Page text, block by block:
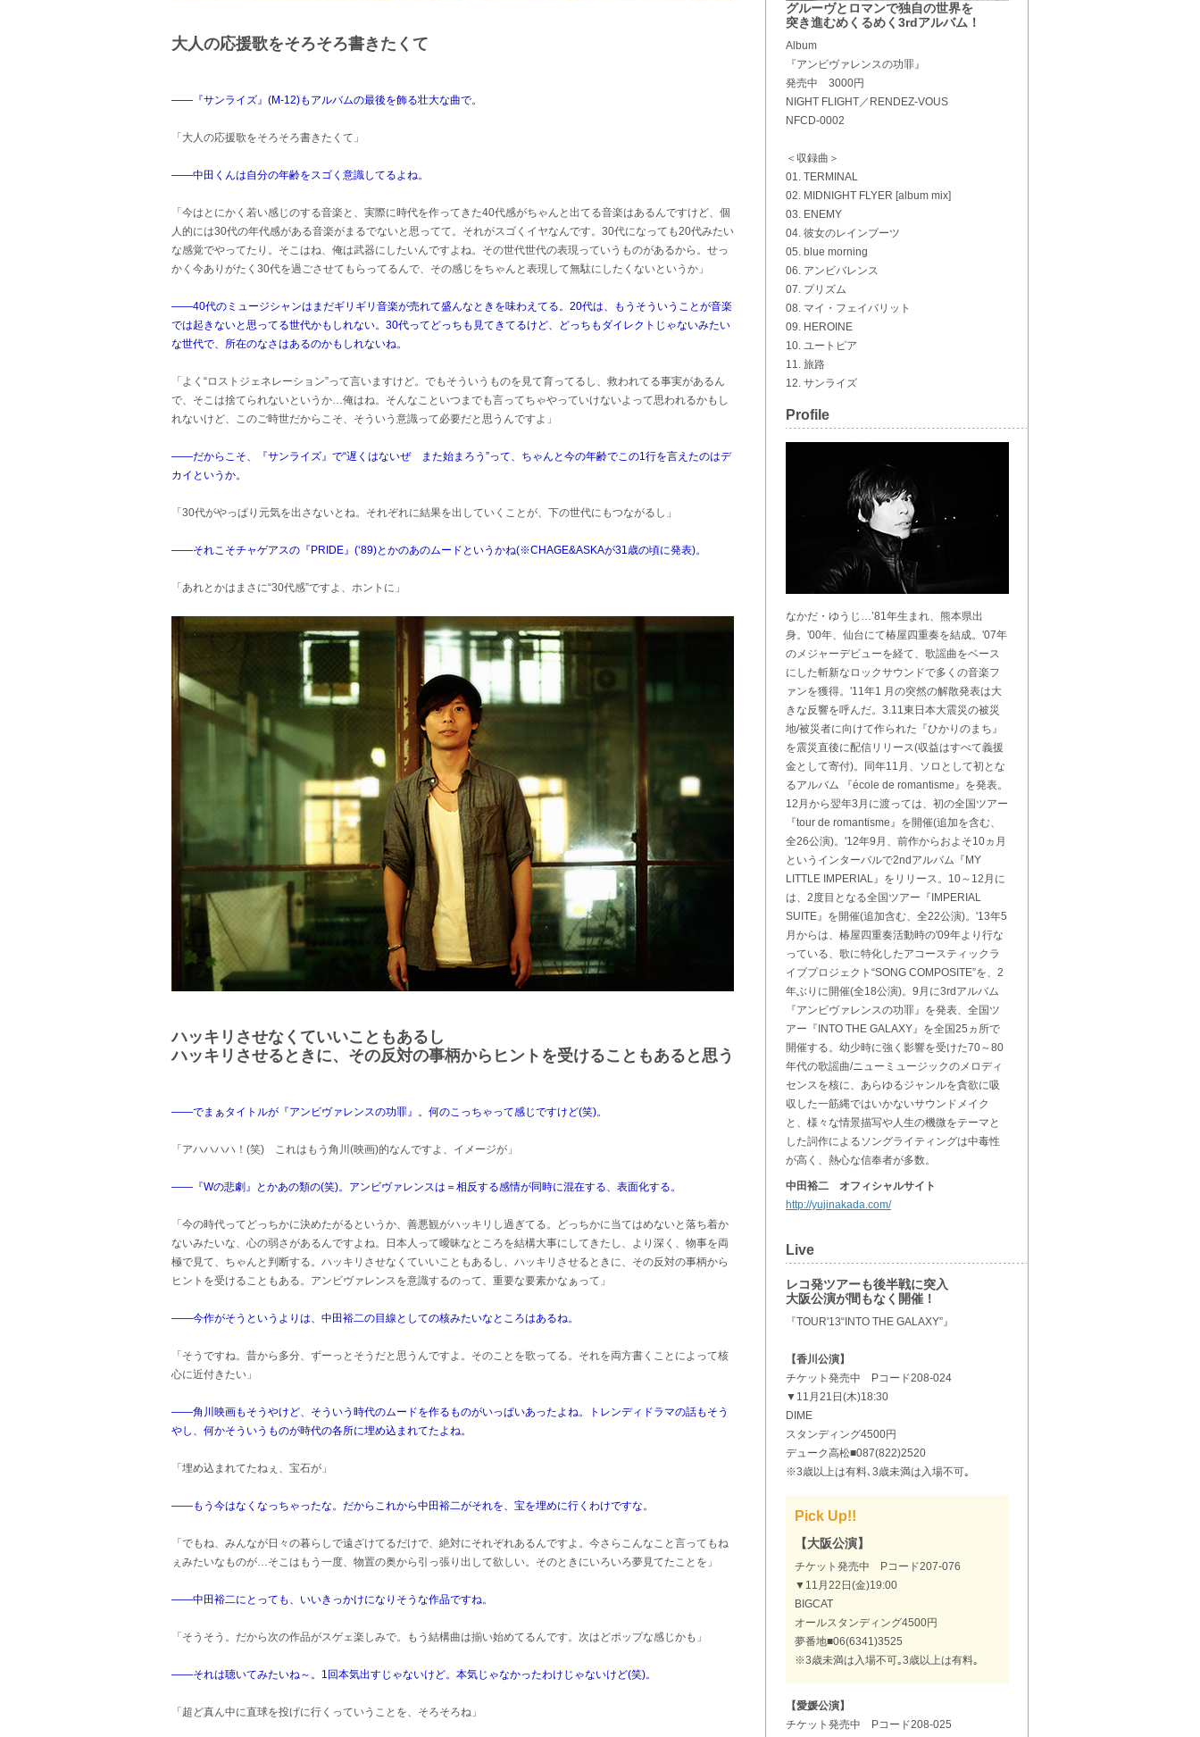
大人の応援歌をそろそろ書きたくて
――『サンライズ』(M-12)もアルバムの最後を飾る壮大な曲で。
「大人の応援歌をそろそろ書きたくて」
――中田くんは自分の年齢をスゴく意識してるよね。
「今はとにかく若い感じのする音楽と、実際に時代を作ってきた40代感がちゃんと出てる音楽はあるんですけど、個
人的には30代の年代感がある音楽がまるでないと思ってて。それがスゴくイヤなんです。30代になっても20代みたい
な感覚でやってたり。そこはね、俺は武器にしたいんですよね。その世代世代の表現っていうものがあるから。せっ
かく今ありがたく30代を過ごさせてもらってるんで、その感じをちゃんと表現して無駄にしたくないというか」
――40代のミュージシャンはまだギリギリ音楽が売れて盛んなときを味わえてる。20代は、もうそういうことが音楽
では起きないと思ってる世代かもしれない。30代ってどっちも見てきてるけど、どっちもダイレクトじゃないみたい
な世代で、所在のなさはあるのかもしれないね。
「よく“ロストジェネレーション”って言いますけど。でもそういうものを見て育ってるし、救われてる事実があるん
で、そこは捨てられないというか…俺はね。そんなこといつまでも言ってちゃやっていけないよって思われるかもし
れないけど、このご時世だからこそ、そういう意識って必要だと思うんですよ」
――だからこそ、『サンライズ』で“遅くはないぜ また始まろう”って、ちゃんと今の年齢でこの1行を言えたのはデ
カイというか。
「30代がやっぱり元気を出さないとね。それぞれに結果を出していくことが、下の世代にもつながるし」
――それこそチャゲアスの『PRIDE』(‘89)とかのあのムードというかね(※CHAGE&ASKAが31歳の頃に発表)。
「あれとかはまさに“30代感”ですよ、ホントに」
ハッキリさせなくていいこともあるし
ハッキリさせるときに、その反対の事柄からヒントを受けることもあると思う
――でまぁタイトルが『アンビヴァレンスの功罪』。何のこっちゃって感じですけど(笑)。
「アハハハハ！(笑) これはもう角川(映画)的なんですよ、イメージが」
――『Wの悲劇』とかあの類の(笑)。アンビヴァレンスは＝相反する感情が同時に混在する、表面化する。
「今の時代ってどっちかに決めたがるというか、善悪観がハッキリし過ぎてる。どっちかに当てはめないと落ち着か
ないみたいな、心の弱さがあるんですよね。日本人って曖昧なところを結構大事にしてきたし、より深く、物事を両
極で見て、ちゃんと判断する。ハッキリさせなくていいこともあるし、ハッキリさせるときに、その反対の事柄から
ヒントを受けることもある。アンビヴァレンスを意識するのって、重要な要素かなぁって」
――今作がそうというよりは、中田裕二の目線としての核みたいなところはあるね。
「そうですね。昔から多分、ずーっとそうだと思うんですよ。そのことを歌ってる。それを両方書くことによって核
心に近付きたい」
――角川映画もそうやけど、そういう時代のムードを作るものがいっぱいあったよね。トレンディドラマの話もそう
やし、何かそういうものが時代の各所に埋め込まれてたよね。
「埋め込まれてたねぇ、宝石が」
――もう今はなくなっちゃったな。だからこれから中田裕二がそれを、宝を埋めに行くわけですな。
「でもね、みんなが日々の暮らしで遠ざけてるだけで、絶対にそれぞれあるんですよ。今さらこんなこと言ってもね
ぇみたいなものが…そこはもう一度、物置の奥から引っ張り出して欲しい。そのときにいろいろ夢見てたことを」
――中田裕二にとっても、いいきっかけになりそうな作品ですね。
「そうそう。だから次の作品がスゲェ楽しみで。もう結構曲は揃い始めてるんです。次はどポップな感じかも」
――それは聴いてみたいね～。1回本気出すじゃないけど。本気じゃなかったわけじゃないけど(笑)。
「超ど真ん中に直球を投げに行くっていうことを、そろそろね」
グルーヴとロマンで独自の世界を
突き進むめくるめく3rdアルバム！
Album
『アンビヴァレンスの功罪』
発売中 3000円
NIGHT FLIGHT／RENDEZ-VOUS
NFCD-0002
＜収録曲＞
01. TERMINAL
02. MIDNIGHT FLYER [album mix]
03. ENEMY
04. 彼女のレインブーツ
05. blue morning
06. アンビバレンス
07. プリズム
08. マイ・フェイバリット
09. HEROINE
10. ユートピア
11. 旅路
12. サンライズ
Profile
なかだ・ゆうじ…’81年生まれ、熊本県出
身。'00年、仙台にて椿屋四重奏を結成。'07年
のメジャーデビューを経て、歌謡曲をベース
にした斬新なロックサウンドで多くの音楽フ
ァンを獲得。'11年1 月の突然の解散発表は大
きな反響を呼んだ。3.11東日本大震災の被災
地/被災者に向けて作られた『ひかりのまち』
を震災直後に配信リリース(収益はすべて義援
金として寄付)。同年11月、ソロとして初とな
るアルバム 『école de romantisme』を発表。
12月から翌年3月に渡っては、初の全国ツアー
『tour de romantisme』を開催(追加を含む、
全26公演)。'12年9月、前作からおよそ10ヵ月
というインターバルで2ndアルバム『MY
LITTLE IMPERIAL』をリリース。10～12月に
は、2度目となる全国ツアー『IMPERIAL
SUITE』を開催(追加含む、全22公演)。'13年5
月からは、椿屋四重奏活動時の'09年より行な
っている、歌に特化したアコースティックラ
イブプロジェクト“SONG COMPOSITE”を、2
年ぶりに開催(全18公演)。9月に3rdアルバム
『アンビヴァレンスの功罪』を発表、全国ツ
アー『INTO THE GALAXY』を全国25ヵ所で
開催する。幼少時に強く影響を受けた70～80
年代の歌謡曲/ニューミュージックのメロディ
センスを核に、あらゆるジャンルを貪欲に吸
収した一筋縄ではいかないサウンドメイク
と、様々な情景描写や人生の機微をテーマと
した詞作によるソングライティングは中毒性
が高く、熱心な信奉者が多数。
中田裕二 オフィシャルサイト
http://yujinakada.com/
Live
レコ発ツアーも後半戦に突入
大阪公演が間もなく開催！
『TOUR'13“INTO THE GALAXY”』
【香川公演】
チケット発売中 Pコード208-024
▼11月21日(木)18:30
DIME
スタンディング4500円
デューク高松■087(822)2520
※3歳以上は有料､3歳未満は入場不可｡
Pick Up!!
【大阪公演】
チケット発売中 Pコード207-076
▼11月22日(金)19:00
BIGCAT
オールスタンディング4500円
夢番地■06(6341)3525
※3歳未満は入場不可｡3歳以上は有料｡
【愛媛公演】
チケット発売中 Pコード208-025